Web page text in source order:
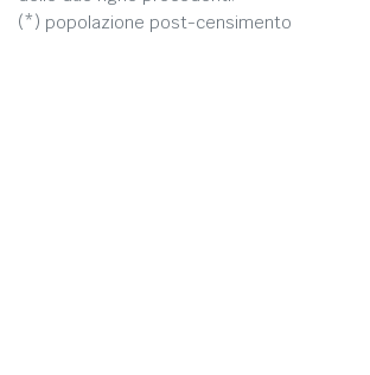
(*) popolazione post-censimento